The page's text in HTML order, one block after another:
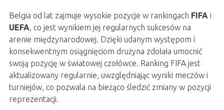
Belgia od lat zajmuje wysokie pozycje w rankingach FIFA i
UEFA, co jest wynikiem jej regularnych sukcesów na
arenie międzynarodowej. Dzięki udanym występom i
konsekwentnym osiągnięciom drużyna zdołała umocnić
swoją pozycję w światowej czołówce. Ranking FIFA jest
aktualizowany regularnie, uwzględniając wyniki meczów i
turniejów, co pozwala na bieżąco śledzić zmiany w pozycji
reprezentacji.